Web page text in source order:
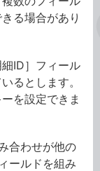
る場合があり
ID］フィール
るとします。
を設定できま
合わせが他の
ールドを組み